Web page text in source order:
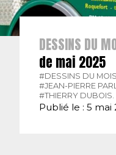
DESSINS DU
de mai 2025
#DESSINS DU MOIS.
#JEAN-PIERRE
#THIERRY DUBOIS.
Publié le : 5 mai